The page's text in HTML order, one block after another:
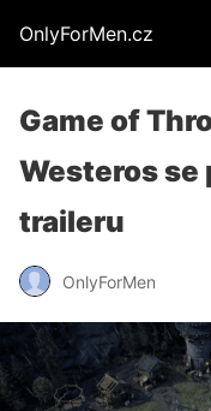
OnlyForMen.cz
Game of
Westeros se
traileru
OnlyForMen